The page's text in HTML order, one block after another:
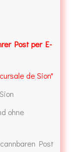
Post per E-
de Sion"
ohne
Post